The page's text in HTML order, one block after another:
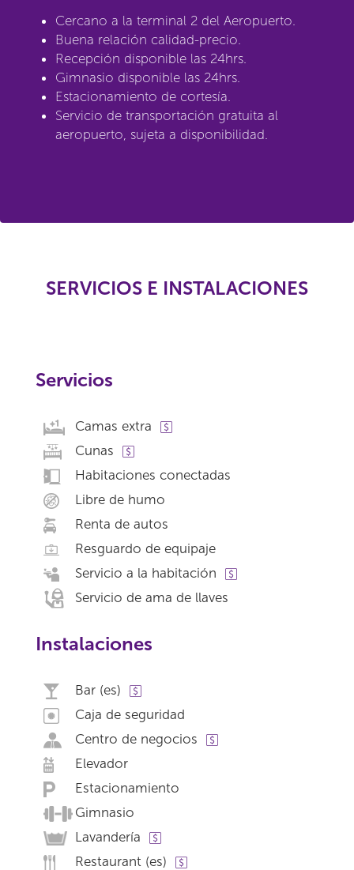
Cercano a la terminal 2 del Aeropuerto.
Buena relación calidad-precio.
Recepción disponible las 24hrs.
Gimnasio disponible las 24hrs.
Estacionamiento de cortesía.
Servicio de transportación gratuita al
aeropuerto, sujeta a disponibilidad.
SERVICIOS E INSTALACIONES
Servicios
Camas extra
Cunas
Habitaciones conectadas
Libre de humo
Renta de autos
Resguardo de equipaje
Servicio a la habitación
Servicio de ama de llaves
Instalaciones
Bar (es)
Caja de seguridad
Centro de negocios
Elevador
Estacionamiento
Gimnasio
Lavandería
Restaurant (es)